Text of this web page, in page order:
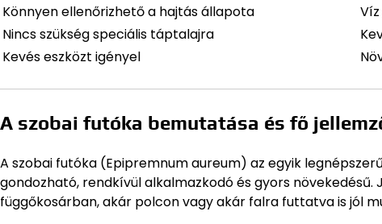
Könnyen ellenőrizhető a hajtás állapota
Nincs szükség speciális táptalajra
Kevés eszközt igényel
A szobai futóka bemutatása és fő
A szobai futóka (Epipremnum aureum) az egyik
gondozható, rendkívül alkalmazkodó és gyors
függőkosárban, akár polcon vagy akár falra futtatva is jól